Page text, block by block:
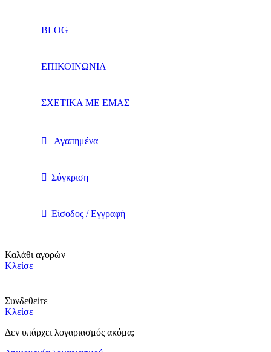
BLOG
ΕΠΙΚΟΙΝΩΝΙΑ
ΣΧΕΤΙΚΑ ΜΕ ΕΜΑΣ
Αγαπημένα
Σύγκριση
Είσοδος / Εγγραφή
Καλάθι αγορών
Κλείσε
Συνδεθείτε
Κλείσε
Δεν υπάρχει λογαριασμός ακόμα;